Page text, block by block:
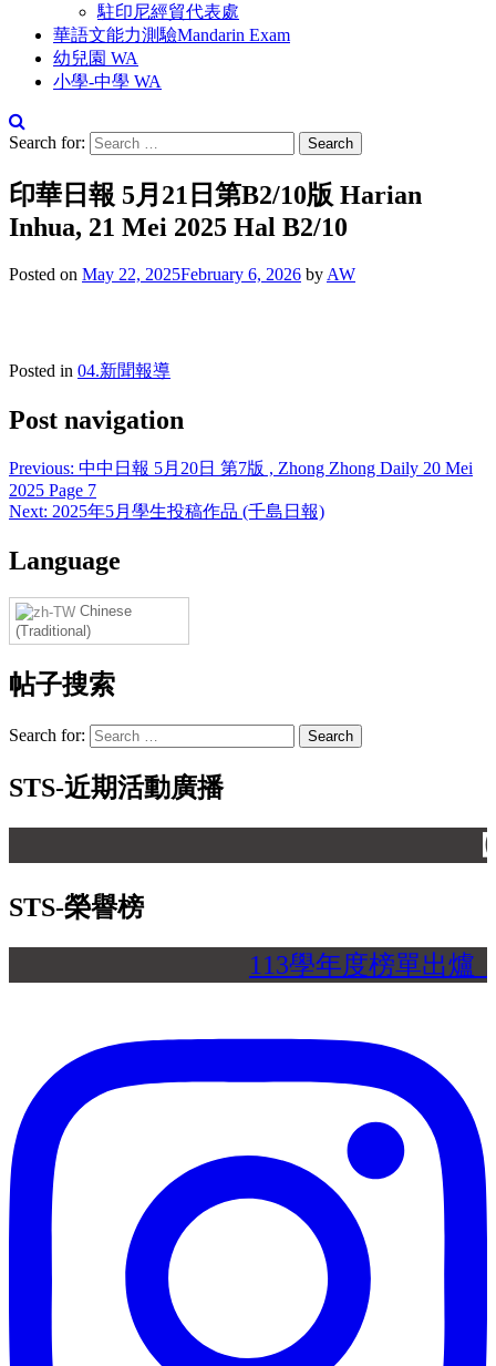
駐印尼經貿代表處
華語文能力測驗Mandarin Exam
幼兒園 WA
小學-中學 WA
Search for:
印華日報 5月21日第B2/10版 Harian
Inhua, 21 Mei 2025 Hal B2/10
Posted on May 22, 2025February 6, 2026 by AW
Posted in 04.新聞報導
Post navigation
Previous: 中中日報 5月20日 第7版 , Zhong Zhong Daily 20 Mei
2025 Page 7
Next: 2025年5月學生投稿作品 (千島日報)
Language
Chinese
(Traditional)
帖子搜索
Search for:
STS-近期活動廣播
【
STS-榮譽榜
113學年度榜單出爐